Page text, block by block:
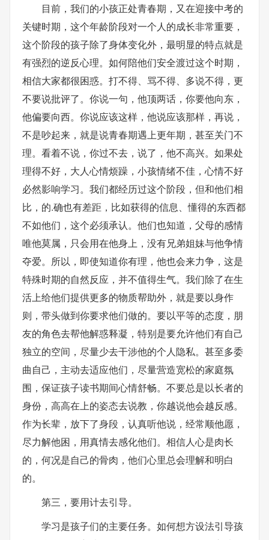
目前，我们的小孩正处青春期，又在迎接中考的
关键时期，这个年龄阶段对一个人的成长非常重要，
这个阶段的孩子除了身体变化外，最明显的特点就是
有强烈的逆反心理。如何陪他们安全渡过这个时期，
相信大家都很困惑。打不得、骂不得、多说不得，更
不要说批评了。你说一句，他顶两话，你要他向东，
他偏要向西。你说应该这样，他说应该那样，再说，
不是吵起来，就是说青春期遇上更年期，甚至关门不
理。看着不说，你过不去，说了，他不高兴。如果处
理得不好，大人心情烦躁，小孩情绪不佳，心情不好
必然影响学习。我们都经历过这个阶段，但和他们相
比，的.确也有差距，比如获得的信息、懂得的东西都
不如他们，这个必须承认。他们也知道，父母的感情
唯他莫属，只会用在他身上，没有兄弟姐妹与他争情
夺爱。所以，即使知道你有理，他也会来力争，这是
特殊时期的自然反应，并不值得生气。我们除了在生
活上给他们提供更多的物质帮助外，就是要以身作
则，带头做到你要求他们做的。要以平等的态度，朋
友的角色去帮他解惑释凝，特别是要允许他们有自己
独立的空间，尽量少去干涉他的个人隐私。甚至多委
曲自己，主动去适应他们，尽量营造宽松的家庭氛
围，保证孩子读书期间心情舒畅。不要总是以长者的
身份，高高在上的姿态去说教，你越说他会越反感。
作为长辈，放下了身段，认真听他说，经常顺他愿，
尽力解他困，用真情去感化他们。相信人心是肉长
的，何况是自己的骨肉，他们心里总会理解和明白
的。
第三，要用计去引导。
学习是孩子们的主要任务。如何想方设法引导孩